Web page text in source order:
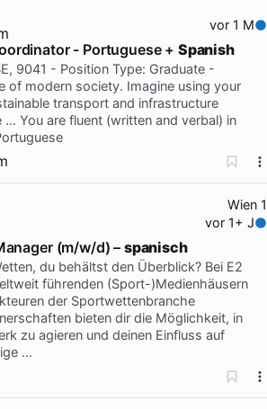
vor 1 M
- Portuguese + Spanish
9041 - Position Type: Graduate -
of modern society. Imagine using your
transport and infrastructure
You are fluent (written and verbal) in
Wien 1
vor 1+ J
(m/w/d) – spanisch
du behältst den Überblick? Bei E2
führenden (Sport-)Medienhäusern
der Sportwettenbranche
bieten dir die Möglichkeit, in
zu agieren und deinen Einfluss auf
…